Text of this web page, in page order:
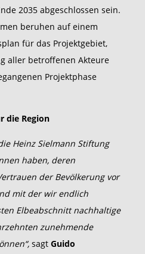
2035 abgeschlossen sein.
beruhen auf einem
für das Projektgebiet,
aller betroffenen Akteure
Projektphase
die Region
Heinz Sielmann Stiftung
haben, deren
der Bevölkerung vor
mit der wir endlich
Elbeabschnitt nachhaltige
zunehmende
sagt Guido